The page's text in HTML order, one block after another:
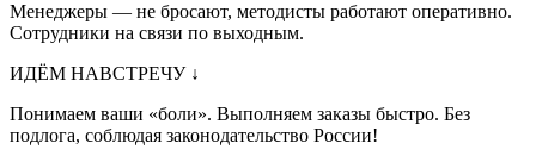
Менеджеры — не бросают, методисты работают оперативно.
Сотрудники на связи по выходным.
ИДЁМ НАВСТРЕЧУ ↓
Понимаем ваши «боли». Выполняем заказы быстро. Без
подлога, соблюдая законодательство России!